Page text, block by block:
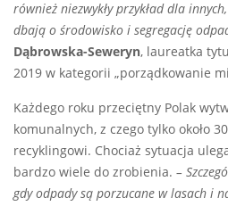
również niezwykły przykład dla
dbają o środowisko i segregację
Dąbrowska-Seweryn, laureatka
2019 w kategorii „porządkowanie
Każdego roku przeciętny Polak
komunalnych, z czego tylko około
recyklingowi. Chociaż sytuacja
bardzo wiele do zrobienia. –
gdy odpady są porzucane w lasach i